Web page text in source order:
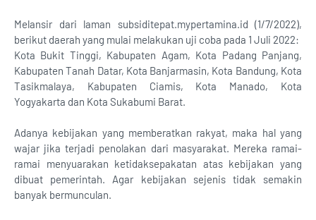
Melansir dari laman subsiditepat.mypertamina.id (1/7/2022),
berikut daerah yang mulai melakukan uji coba pada 1 Juli 2022:
Kota Bukit Tinggi, Kabupaten Agam, Kota Padang Panjang,
Kabupaten Tanah Datar, Kota Banjarmasin, Kota Bandung, Kota
Tasikmalaya, Kabupaten Ciamis, Kota Manado, Kota
Yogyakarta dan Kota Sukabumi Barat.
Adanya kebijakan yang memberatkan rakyat, maka hal yang
wajar jika terjadi penolakan dari masyarakat. Mereka ramai-
ramai menyuarakan ketidaksepakatan atas kebijakan yang
dibuat pemerintah. Agar kebijakan sejenis tidak semakin
banyak bermunculan.